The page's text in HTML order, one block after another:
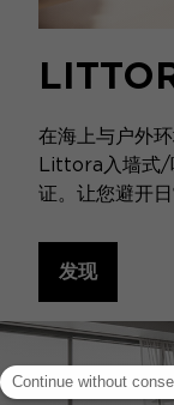
在海上与户外
Littora入墙式/
证。让您避开
发现